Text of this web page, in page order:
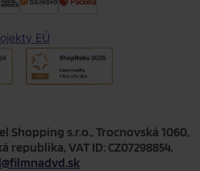
EÚ
Shopping s.r.o., Trocnovská 1060,
republika, VAT ID: CZ07298854,